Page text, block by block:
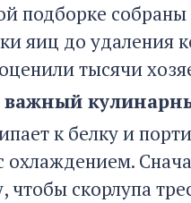
подборке собраны
яиц до
тысячи
важный
к белку и
охлаждением.
чтобы скорлупа